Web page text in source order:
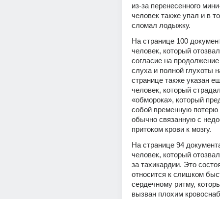
из-за перенесенного
человек также упал и в
сломал лодыжку.
На странице 100
человек, который
согласие на
слуха и полной глухоты
странице также указан
человек, который
«обморока», который
собой временную потерю
обычно связанную с
притоком крови к мозгу.
На странице 94
человек, который
за тахикардии. Это
относится к слишком
сердечному ритму,
вызван плохим